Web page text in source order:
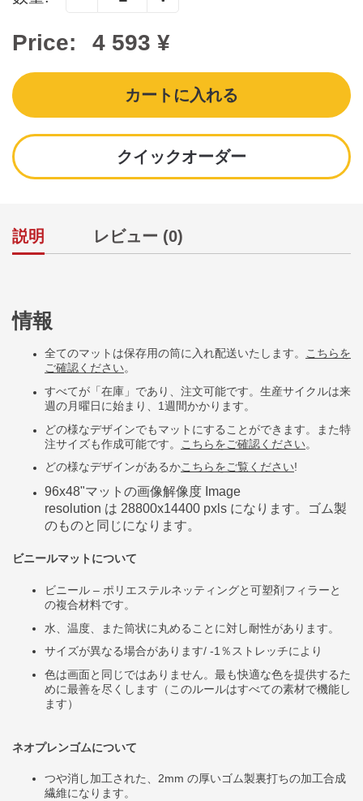
Price: 4 593 ¥
カートに入れる
クイックオーダー
説明 レビュー (0)
情報
全てのマットは保存用の筒に入れ配送いたします。 こちらを
ご確認ください。
すべてが「在庫」であり、注文可能です。生産サイクルは来
週の月曜日に始まり、1週間かかります。
どの様なデザインでもマットにすることができます。また特
注サイズも作成可能です。
こちらをご確認ください。
どの様なデザインがあるかこちらをご覧ください!
96x48"マットの画像解像度 Image
resolution は 28800x14400 pxls になります。ゴム製
のものと同じになります。
ビニールマットについて
ビニール – ポリエステルネッティングと可塑剤フィラーと
の複合材料です。
水、温度、また筒状に丸めることに対し耐性があります。
サイズが異なる場合があります/ -1％ストレッチにより
色は画面と同じではありません。最も快適な色を提供するた
めに最善を尽くします（このルールはすべての素材で機能し
ます）
ネオプレンゴムについて
つや消し加工された、 2mm の厚いゴム製裏打ちの加工合成
繊維になります。